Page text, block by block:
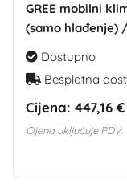
GREE mobilni
(samo hlađenje)
Dostupno
Besplatna
Cijena: 447,16 €
Cijena uključuje PDV.